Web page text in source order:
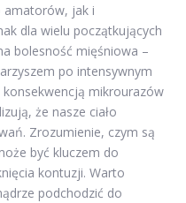
amatorów, jak i
dla wielu początkujących
bolesność mięśniowa –
po intensywnym
mikrourazów
że nasze ciało
Zrozumienie, czym są
być kluczem do
kontuzji. Warto
podchodzić do